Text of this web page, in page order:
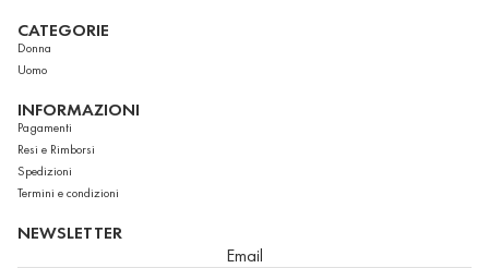
CATEGORIE
Donna
Uomo
INFORMAZIONI
Pagamenti
Resi e Rimborsi
Spedizioni
Termini e condizioni
NEWSLETTER
Email